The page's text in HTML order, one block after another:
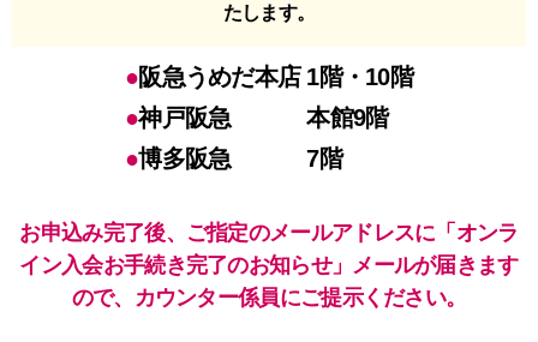
たします。
阪急うめだ本店 1階・10階
神戸阪急
本館9階
博多阪急
7階
お申込み完了後、ご指定のメールアドレスに「オンラ
イン入会お手続き完了のお知らせ」メールが届きます
ので、カウンター係員にご提示ください。